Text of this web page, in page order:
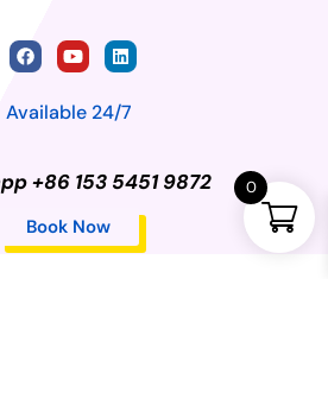
Available 24/7
+86 153 5451 9872
Book Now
0